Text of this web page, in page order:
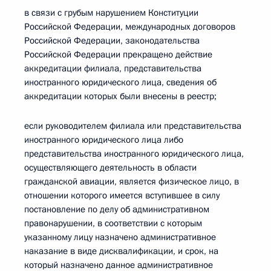
в связи с грубым нарушением Конституции
Российской Федерации, международных договоров
Российской Федерации, законодательства
Российской Федерации прекращено действие
аккредитации филиала, представительства
иностранного юридического лица, сведения об
аккредитации которых были внесены в реестр;
если руководителем филиала или представительства
иностранного юридического лица либо
представительства иностранного юридического лица,
осуществляющего деятельность в области
гражданской авиации, является физическое лицо, в
отношении которого имеется вступившее в силу
постановление по делу об административном
правонарушении, в соответствии с которым
указанному лицу назначено административное
наказание в виде дисквалификации, и срок, на
который назначено данное административное